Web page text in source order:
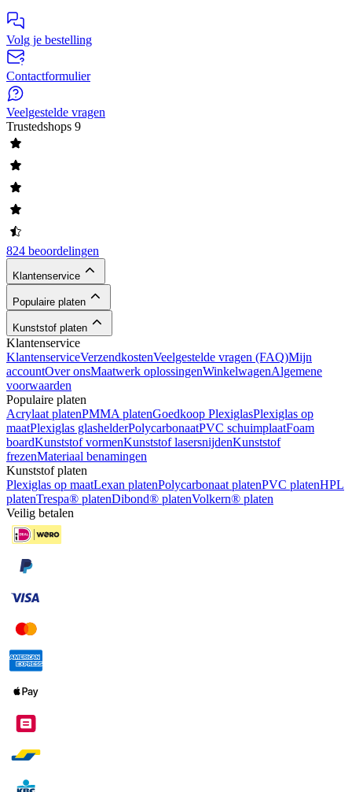
Volg je bestelling
Contactformulier
Veelgestelde vragen
Trustedshops 9
824 beoordelingen
Klantenservice
Populaire platen
Kunststof platen
Klantenservice
KlantenserviceVerzendkostenVeelgestelde vragen (FAQ)Mijn
accountOver onsMaatwerk oplossingenWinkelwagenAlgemene
voorwaarden
Populaire platen
Acrylaat platenPMMA platenGoedkoop PlexiglasPlexiglas op
maatPlexiglas glashelderPolycarbonaatPVC schuimplaatFoam
boardKunststof vormenKunststof lasersnijdenKunststof
frezenMateriaal benamingen
Kunststof platen
Plexiglas op maatLexan platenPolycarbonaat platenPVC platenHPL
platenTrespa® platenDibond® platenVolkern® platen
Veilig betalen